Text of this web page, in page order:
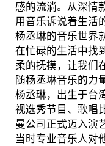
感的流淌。从深情
用音乐诉说着生活
杨丞琳的音乐世界
在忙碌的生活中找
柔的抚摸，让我们
随杨丞琳音乐的力
杨丞琳，出生于台
视选秀节目、歌唱
曼公司正式迈入演
当时专业音乐人对